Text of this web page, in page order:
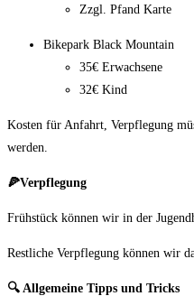
Zzgl. Pfand Karte
Bikepark Black Mountain
35€ Erwachsene
32€ Kind
Kosten für Anfahrt, Verpflegung
werden.
🍕Verpflegung
Frühstück können wir in der
Restliche Verpflegung können wir
🔍 Allgemeine Tipps und Tricks